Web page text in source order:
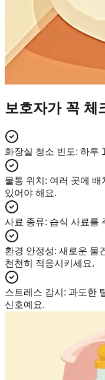
보호자가 꼭 체
화장실 청소 빈도: 하루
물통 위치 : 여러 곳에 배
있어야 해요.
사료 종류: 습식 사료를
환경 안정성: 새로운 물
천천히 적응시키세요.
스트레스 감시 : 과도한
신호예요.